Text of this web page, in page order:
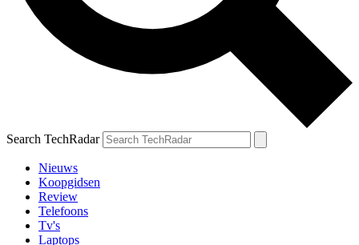
Search TechRadar
Nieuws
Koopgidsen
Review
Telefoons
Tv's
Laptops